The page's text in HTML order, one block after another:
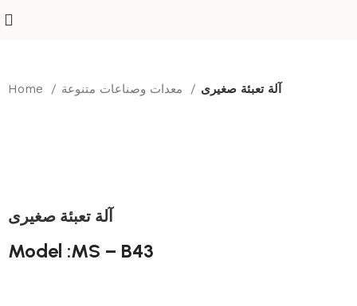
Home آلة تعبئة صغيرى
آلة تعبئة صغيرى
Model :MS – B43